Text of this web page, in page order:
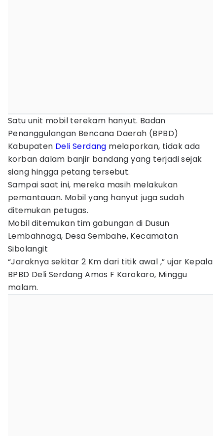
Satu unit mobil terekam hanyut. Badan
Penanggulangan Bencana Daerah (BPBD)
Kabupaten Deli Serdang melaporkan, tidak ada
korban dalam banjir bandang yang terjadi sejak
siang hingga petang tersebut.
Sampai saat ini, mereka masih melakukan
pemantauan. Mobil yang hanyut juga sudah
ditemukan petugas.
Mobil ditemukan tim gabungan di Dusun
Lembahnaga, Desa Sembahe, Kecamatan
Sibolangit
“Jaraknya sekitar 2 Km dari titik awal ,” ujar Kepala
BPBD Deli Serdang Amos F Karokaro, Minggu
malam.